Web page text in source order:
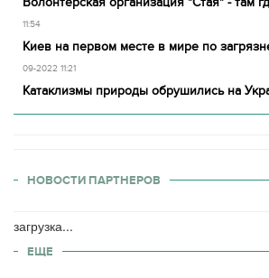
11:54
Киев на первом месте в мире по
09-2022 11:21
Катаклизмы природы обрушились на
НОВОСТИ ПАРТНЕРОВ
загрузка...
ЕЩЕ